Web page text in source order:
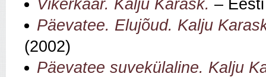
Vikerkäär. Kalju Karask. –
Päevatee. Elujõud. Kalju
(2002)
Päevatee suvekülaline. Kalju